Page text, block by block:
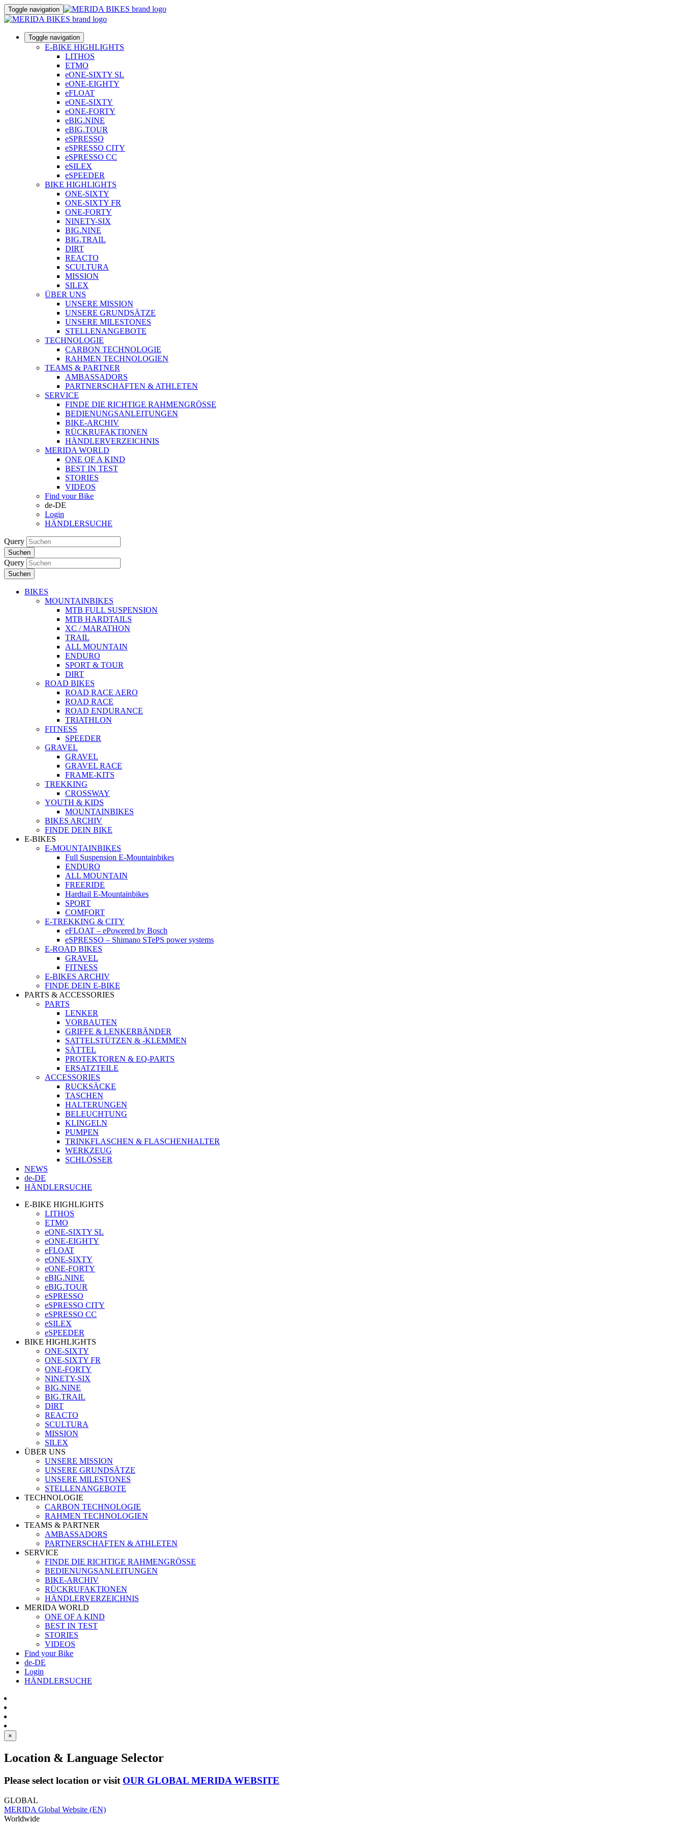
Toggle navigation
Toggle navigation
E-BIKE HIGHLIGHTS
LITHOS
ETMO
eONE-SIXTY SL
eONE-EIGHTY
eFLOAT
eONE-SIXTY
eONE-FORTY
eBIG.NINE
eBIG.TOUR
eSPRESSO
eSPRESSO CITY
eSPRESSO CC
eSILEX
eSPEEDER
BIKE HIGHLIGHTS
ONE-SIXTY
ONE-SIXTY FR
ONE-FORTY
NINETY-SIX
BIG.NINE
BIG.TRAIL
DIRT
REACTO
SCULTURA
MISSION
SILEX
ÜBER UNS
UNSERE MISSION
UNSERE GRUNDSÄTZE
UNSERE MILESTONES
STELLENANGEBOTE
TECHNOLOGIE
CARBON TECHNOLOGIE
RAHMEN TECHNOLOGIEN
TEAMS & PARTNER
AMBASSADORS
PARTNERSCHAFTEN & ATHLETEN
SERVICE
FINDE DIE RICHTIGE RAHMENGRÖSSE
BEDIENUNGSANLEITUNGEN
BIKE-ARCHIV
RÜCKRUFAKTIONEN
HÄNDLERVERZEICHNIS
MERIDA WORLD
ONE OF A KIND
BEST IN TEST
STORIES
VIDEOS
Find your Bike
de-DE
Login
HÄNDLERSUCHE
Query
Suchen
Query
Suchen
BIKES
MOUNTAINBIKES
MTB FULL SUSPENSION
MTB HARDTAILS
XC / MARATHON
TRAIL
ALL MOUNTAIN
ENDURO
SPORT & TOUR
DIRT
ROAD BIKES
ROAD RACE AERO
ROAD RACE
ROAD ENDURANCE
TRIATHLON
FITNESS
SPEEDER
GRAVEL
GRAVEL
GRAVEL RACE
FRAME-KITS
TREKKING
CROSSWAY
YOUTH & KIDS
MOUNTAINBIKES
BIKES ARCHIV
FINDE DEIN BIKE
E-BIKES
E-MOUNTAINBIKES
Full Suspension E-Mountainbikes
ENDURO
ALL MOUNTAIN
FREERIDE
Hardtail E-Mountainbikes
SPORT
COMFORT
E-TREKKING & CITY
eFLOAT – ePowered by Bosch
eSPRESSO – Shimano STePS power systems
E-ROAD BIKES
GRAVEL
FITNESS
E-BIKES ARCHIV
FINDE DEIN E-BIKE
PARTS & ACCESSORIES
PARTS
LENKER
VORBAUTEN
GRIFFE & LENKERBÄNDER
SATTELSTÜTZEN & -KLEMMEN
SÄTTEL
PROTEKTOREN & EQ-PARTS
ERSATZTEILE
ACCESSORIES
RUCKSÄCKE
TASCHEN
HALTERUNGEN
BELEUCHTUNG
KLINGELN
PUMPEN
TRINKFLASCHEN & FLASCHENHALTER
WERKZEUG
SCHLÖSSER
NEWS
de-DE
HÄNDLERSUCHE
E-BIKE HIGHLIGHTS
LITHOS
ETMO
eONE-SIXTY SL
eONE-EIGHTY
eFLOAT
eONE-SIXTY
eONE-FORTY
eBIG.NINE
eBIG.TOUR
eSPRESSO
eSPRESSO CITY
eSPRESSO CC
eSILEX
eSPEEDER
BIKE HIGHLIGHTS
ONE-SIXTY
ONE-SIXTY FR
ONE-FORTY
NINETY-SIX
BIG.NINE
BIG.TRAIL
DIRT
REACTO
SCULTURA
MISSION
SILEX
ÜBER UNS
UNSERE MISSION
UNSERE GRUNDSÄTZE
UNSERE MILESTONES
STELLENANGEBOTE
TECHNOLOGIE
CARBON TECHNOLOGIE
RAHMEN TECHNOLOGIEN
TEAMS & PARTNER
AMBASSADORS
PARTNERSCHAFTEN & ATHLETEN
SERVICE
FINDE DIE RICHTIGE RAHMENGRÖSSE
BEDIENUNGSANLEITUNGEN
BIKE-ARCHIV
RÜCKRUFAKTIONEN
HÄNDLERVERZEICHNIS
MERIDA WORLD
ONE OF A KIND
BEST IN TEST
STORIES
VIDEOS
Find your Bike
de-DE
Login
HÄNDLERSUCHE
×
Location & Language Selector
Please select location or visit OUR GLOBAL MERIDA WEBSITE
GLOBAL
MERIDA Global Website (EN)
Worldwide